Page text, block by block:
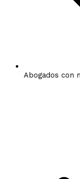
Abogados con